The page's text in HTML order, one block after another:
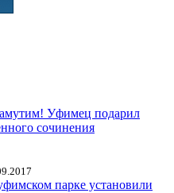
Уфимец подарил
сочинения
парке установили